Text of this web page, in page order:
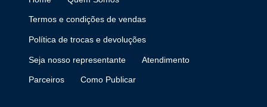
Termos e condições de vendas
Política de trocas e devoluções
Seja nosso representante Atendimento
Parceiros Como Publicar